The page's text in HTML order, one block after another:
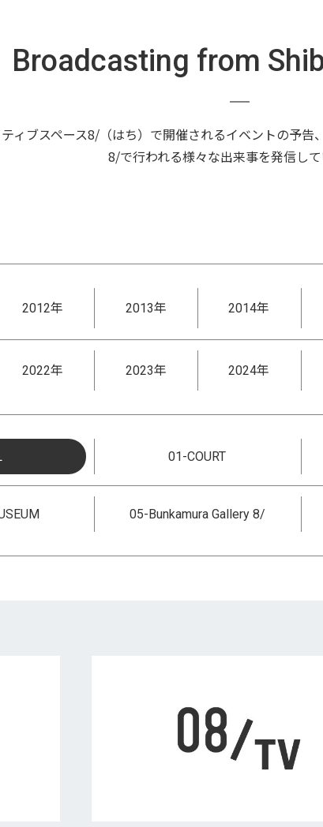
Broadcasting from
ィブスペース8/（はち）で開催されるイベントの予告
8/で行われる様々な出来事を発信して
2012年 2013年 2014年
2022年 2023年 2024年
01-COURT
05-Bunkamura Gallery 8/